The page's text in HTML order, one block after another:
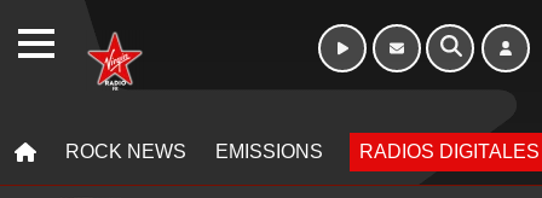
ROCK NEWS EMISSIONS RADIOS DIGITALES
WEBRADIO Week-end de 16h
à 20h